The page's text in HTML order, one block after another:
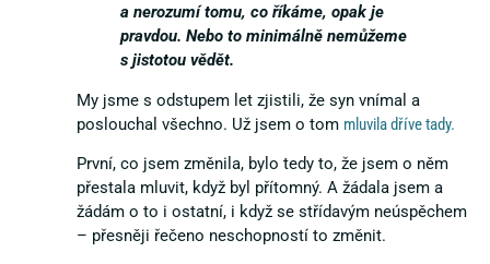
a nerozumí tomu, co říkáme, opak je
pravdou. Nebo to minimálně nemůžeme
s jistotou vědět.
My jsme s odstupem let zjistili, že syn vnímal a
poslouchal všechno. Už jsem o tom mluvila dříve tady.
První, co jsem změnila, bylo tedy to, že jsem o něm
přestala mluvit, když byl přítomný. A žádala jsem a
žádám o to i ostatní, i když se střídavým neúspěchem
– přesněji řečeno neschopností to změnit.